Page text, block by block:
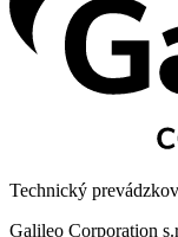
Technický
Galileo Corporation